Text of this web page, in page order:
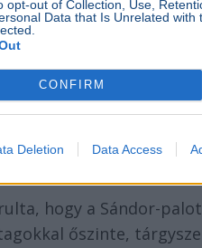
opt-out of Collection, Use,
Data that Is Unrelated with
CONFIRM
Deletion Data Access
korábban
is meglátogatott, de
folyamatban lévő
vagy pártpolitikai
hogy a Sándor-
őszinte,